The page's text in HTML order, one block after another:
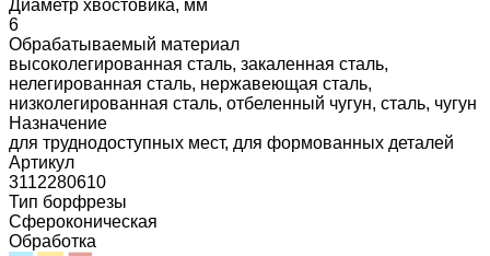
Диаметр хвостовика, мм
6
Обрабатываемый материал
высоколегированная сталь, закаленная сталь,
нелегированная сталь, нержавеющая сталь,
низколегированная сталь, отбеленный чугун, сталь, чугун
Назначение
для труднодоступных мест, для формованных деталей
Артикул
3112280610
Тип борфрезы
Сфероконическая
Обработка